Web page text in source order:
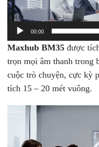
00:00
Maxhub BM35 được
trọn mọi âm thanh trong
cuộc trò chuyện, cực kỳ
tích 15 – 20 mét vuông.
Video